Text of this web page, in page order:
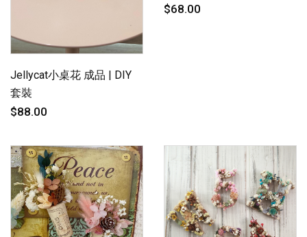
Jellycat小桌花 成品 | DIY
套裝
$88.00
$68.00